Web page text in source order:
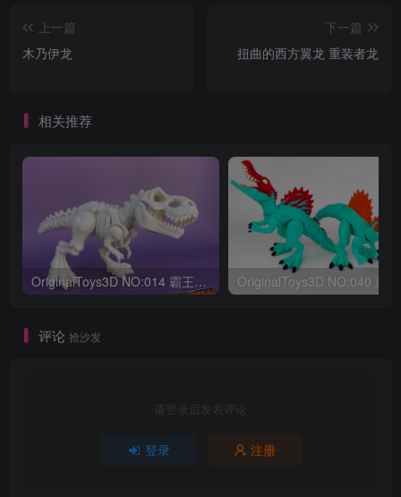
上一篇
木乃伊龙
下一篇
扭曲的西方翼龙 重装者龙
相关推荐
OriginalToys3D NO:014 霸王龙骨架
评论 抢沙发
请登录后发表评论
登录 注册